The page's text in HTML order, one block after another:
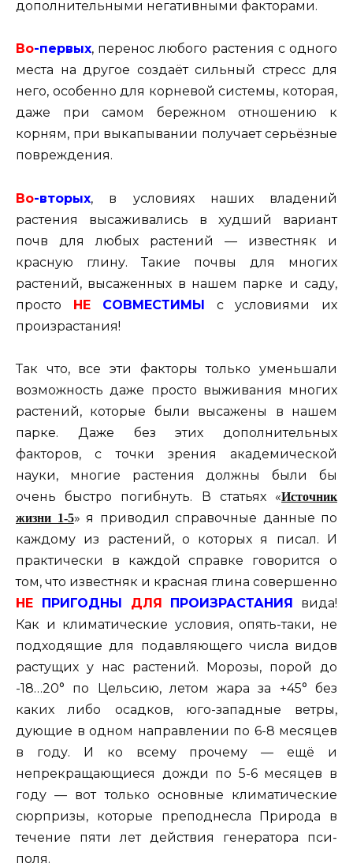
дополнительными негативными факторами.
Во-первых, перенос любого растения с одного
места на другое создаёт сильный стресс для
него, особенно для корневой системы, которая,
даже при самом бережном отношению к
корням, при выкапывании получает серьёзные
повреждения.
Во-вторых, в условиях наших владений
растения высаживались в худший вариант
почв для любых растений — известняк и
красную глину. Такие почвы для многих
растений, высаженных в нашем парке и саду,
просто НЕ СОВМЕСТИМЫ с условиями их
произрастания!
Так что, все эти факторы только уменьшали
возможность даже просто выживания многих
растений, которые были высажены в нашем
парке. Даже без этих дополнительных
факторов, с точки зрения академической
науки, многие растения должны были бы
очень быстро погибнуть. В статьях «Источник
жизни 1-5» я приводил справочные данные по
каждому из растений, о которых я писал. И
практически в каждой справке говорится о
том, что известняк и красная глина совершенно
НЕ ПРИГОДНЫ ДЛЯ ПРОИЗРАСТАНИЯ вида!
Как и климатические условия, опять-таки, не
подходящие для подавляющего числа видов
растущих у нас растений. Морозы, порой до
-18…20° по Цельсию, летом жара за +45° без
каких либо осадков, юго-западные ветры,
дующие в одном направлении по 6-8 месяцев
в году. И ко всему прочему — ещё и
непрекращающиеся дожди по 5-6 месяцев в
году — вот только основные климатические
сюрпризы, которые преподнесла Природа в
течение пяти лет действия генератора пси-
поля.